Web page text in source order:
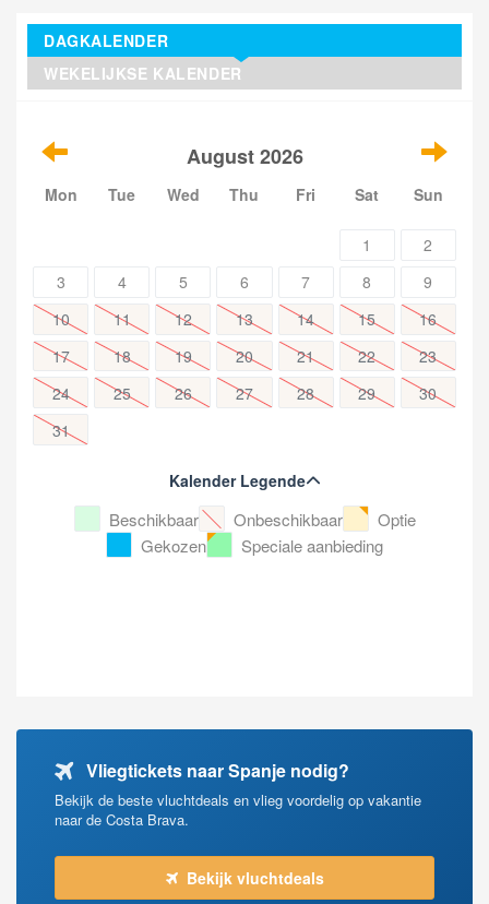
DAGKALENDER
WEKELIJKSE KALENDER
August 2026
Mon Tue Wed Thu Fri Sat Sun
1
2
3
4 5 6 7 8
9
10
11 12 13 14 15
16
17
18 19 20 21 22
23
24
25 26 27 28 29
30
31
Kalender Legende
Beschikbaar Onbeschikbaar
Optie
Gekozen
Speciale aanbieding
Vliegtickets naar Spanje nodig?
Bekijk de beste vluchtdeals en vlieg voordelig op vakantie
naar de Costa Brava.
Bekijk vluchtdeals